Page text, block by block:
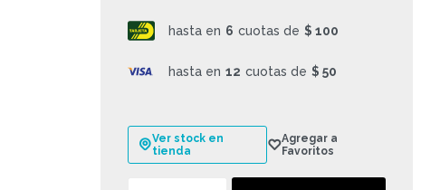
hasta en 6 cuotas de $ 100
hasta en 12 cuotas de $ 50
Ver stock en
tienda